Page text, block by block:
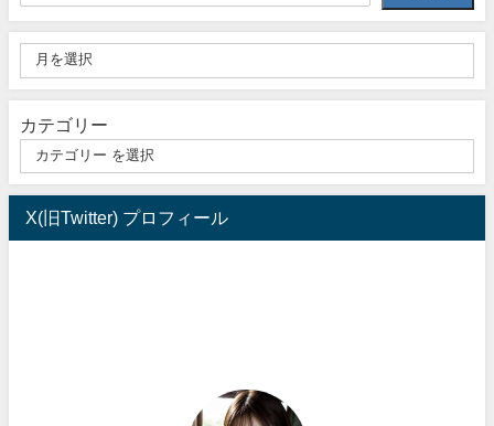
カテゴリー
X(旧Twitter) プロフィール